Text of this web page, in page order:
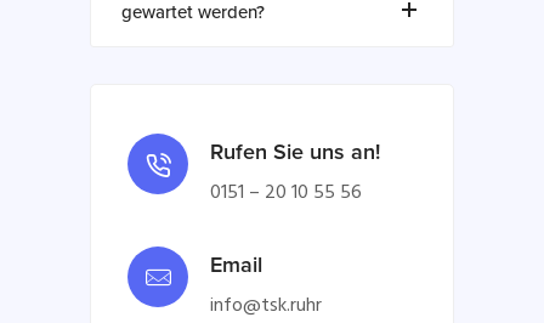
gewartet werden?
Rufen Sie uns an!
0151 – 20 10 55 56
Email
info@tsk.ruhr